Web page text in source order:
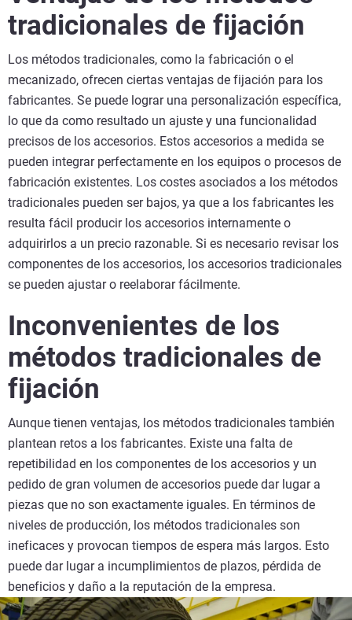
tradicionales de fijación
Los métodos tradicionales, como la fabricación o el
mecanizado, ofrecen ciertas ventajas de fijación para los
fabricantes. Se puede lograr una personalización específica,
lo que da como resultado un ajuste y una funcionalidad
precisos de los accesorios. Estos accesorios a medida se
pueden integrar perfectamente en los equipos o procesos de
fabricación existentes. Los costes asociados a los métodos
tradicionales pueden ser bajos, ya que a los fabricantes les
resulta fácil producir los accesorios internamente o
adquirirlos a un precio razonable. Si es necesario revisar los
componentes de los accesorios, los accesorios tradicionales
se pueden ajustar o reelaborar fácilmente.
Inconvenientes de los
métodos tradicionales de
fijación
Aunque tienen ventajas, los métodos tradicionales también
plantean retos a los fabricantes. Existe una falta de
repetibilidad en los componentes de los accesorios y un
pedido de gran volumen de accesorios puede dar lugar a
piezas que no son exactamente iguales. En términos de
niveles de producción, los métodos tradicionales son
ineficaces y provocan tiempos de espera más largos. Esto
puede dar lugar a incumplimientos de plazos, pérdida de
beneficios y daño a la reputación de la empresa.